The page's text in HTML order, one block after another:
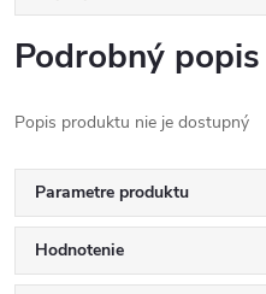
Podrobný popis
Popis produktu nie je dostupný
Parametre produktu
Hodnotenie